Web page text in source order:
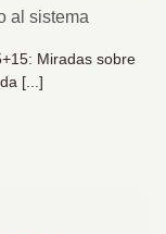
al sistema
Miradas sobre
[...]